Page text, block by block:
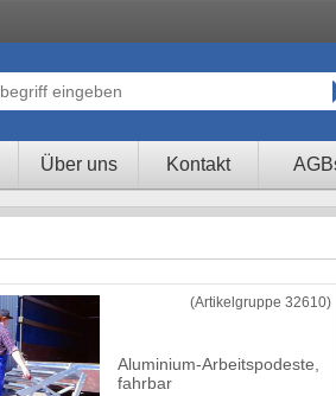
Über uns Kontakt
(Artikelgruppe 32610)
Aluminium-Arbeitspodeste,
fahrbar